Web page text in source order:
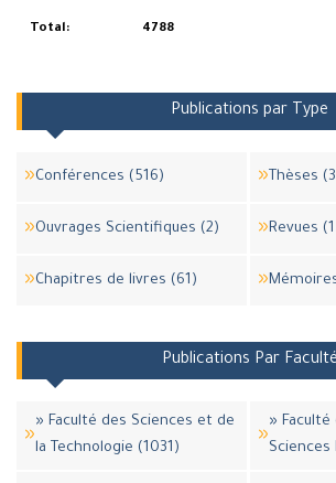
Total: 4788
Publications par Type
Conférences (516) Thèses
Ouvrages Scientifiques (2) Revues
Chapitres de livres (61)
Publications Par Faculté
» Faculté des Sciences et de
la Technologie (1031)
»
Sciences